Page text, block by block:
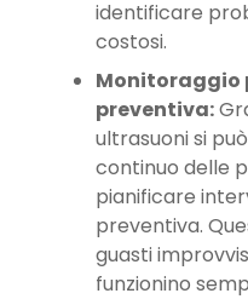
identificare
costosi.
Monitoraggio
preventiva:
ultrasuoni si
continuo delle
pianificare
preventiva.
guasti
funzionino